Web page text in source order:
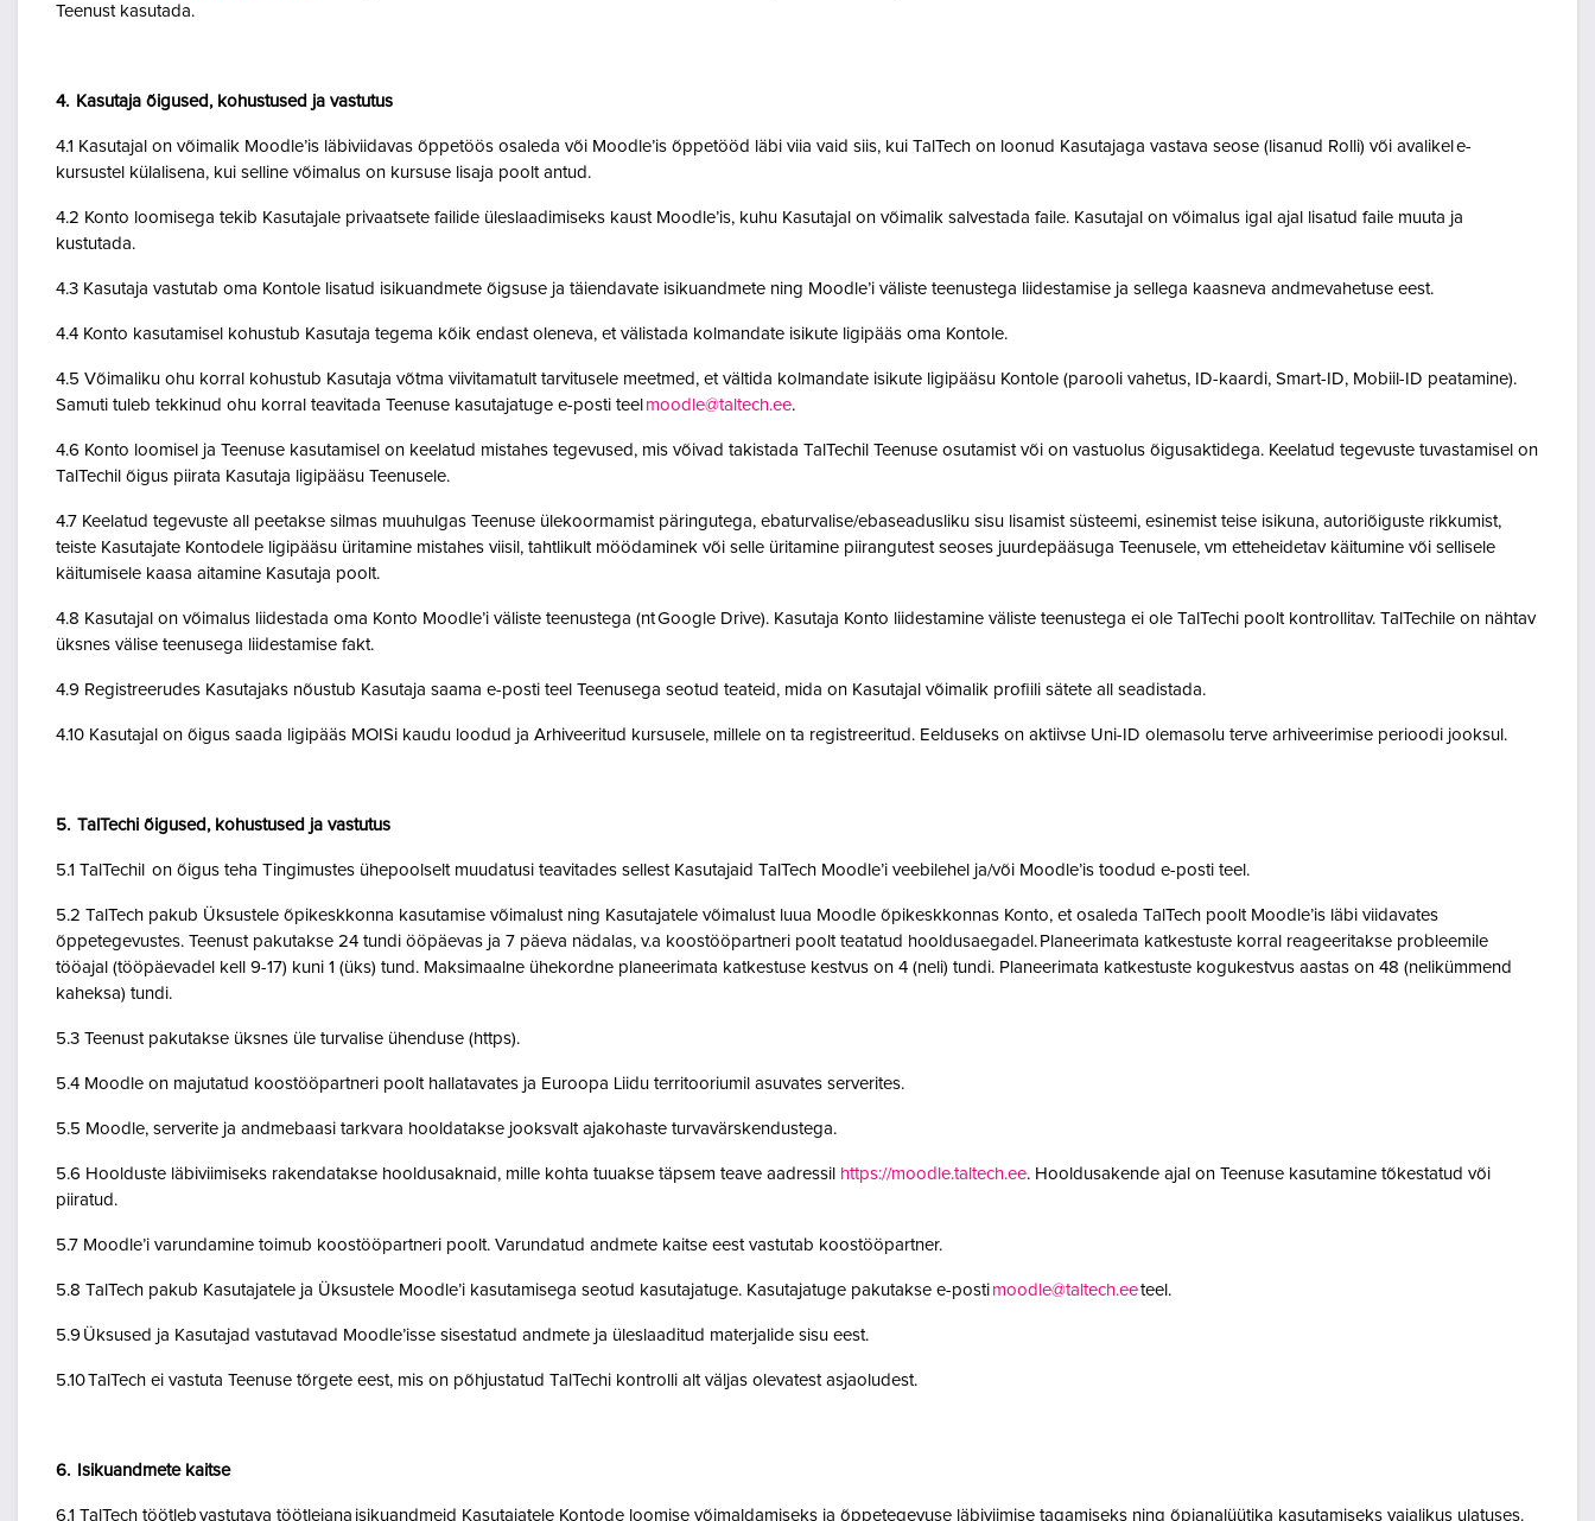
Teenust kasutada.
4. Kasutaja õigused, kohustused ja vastutus
4.1 Kasutajal on võimalik Moodle’is läbiviidavas õppetöös osaleda või Moodle’is õppetööd läbi viia vaid siis, kui TalTech on loonud Kasutajaga vastava seose (lisanud Rolli) või avalikel e-
kursustel külalisena, kui selline võimalus on kursuse lisaja poolt antud.
4.2 Konto loomisega tekib Kasutajale privaatsete failide üleslaadimiseks kaust Moodle’is, kuhu Kasutajal on võimalik salvestada faile. Kasutajal on võimalus igal ajal lisatud faile muuta ja
kustutada.
4.3 Kasutaja vastutab oma Kontole lisatud isikuandmete õigsuse ja täiendavate isikuandmete ning Moodle’i väliste teenustega liidestamise ja sellega kaasneva andmevahetuse eest.
4.4 Konto kasutamisel kohustub Kasutaja tegema kõik endast oleneva, et välistada kolmandate isikute ligipääs oma Kontole.
4.5 Võimaliku ohu korral kohustub Kasutaja võtma viivitamatult tarvitusele meetmed, et vältida kolmandate isikute ligipääsu Kontole (parooli vahetus, ID-kaardi, Smart-ID, Mobiil-ID peatamine).
Samuti tuleb tekkinud ohu korral teavitada Teenuse kasutajatuge e-posti teel moodle@taltech.ee.
4.6 Konto loomisel ja Teenuse kasutamisel on keelatud mistahes tegevused, mis võivad takistada TalTechil Teenuse osutamist või on vastuolus õigusaktidega. Keelatud tegevuste tuvastamisel on
TalTechil õigus piirata Kasutaja ligipääsu Teenusele.
4.7 Keelatud tegevuste all peetakse silmas muuhulgas Teenuse ülekoormamist päringutega, ebaturvalise/ebaseadusliku sisu lisamist süsteemi, esinemist teise isikuna, autoriõiguste rikkumist,
teiste Kasutajate Kontodele ligipääsu üritamine mistahes viisil, tahtlikult möödaminek või selle üritamine piirangutest seoses juurdepääsuga Teenusele, vm etteheidetav käitumine või sellisele
käitumisele kaasa aitamine Kasutaja poolt.
4.8 Kasutajal on võimalus liidestada oma Konto Moodle’i väliste teenustega (nt Google Drive). Kasutaja Konto liidestamine väliste teenustega ei ole TalTechi poolt kontrollitav. TalTechile on nähtav
üksnes välise teenusega liidestamise fakt.
4.9 Registreerudes Kasutajaks nõustub Kasutaja saama e-posti teel Teenusega seotud teateid, mida on Kasutajal võimalik profiili sätete all seadistada.
4.10 Kasutajal on õigus saada ligipääs MOISi kaudu loodud ja Arhiveeritud kursusele, millele on ta registreeritud. Eelduseks on aktiivse Uni-ID olemasolu terve arhiveerimise perioodi jooksul.
5. TalTechi õigused, kohustused ja vastutus
5.1 TalTechil on õigus teha Tingimustes ühepoolselt muudatusi teavitades sellest Kasutajaid TalTech Moodle’i veebilehel ja/või Moodle’is toodud e-posti teel.
5.2 TalTech pakub Üksustele õpikeskkonna kasutamise võimalust ning Kasutajatele võimalust luua Moodle õpikeskkonnas Konto, et osaleda TalTech poolt Moodle’is läbi viidavates
õppetegevustes. Teenust pakutakse 24 tundi ööpäevas ja 7 päeva nädalas, v.a koostööpartneri poolt teatatud hooldusaegadel. Planeerimata katkestuste korral reageeritakse probleemile
tööajal (tööpäevadel kell 9-17) kuni 1 (üks) tund. Maksimaalne ühekordne planeerimata katkestuse kestvus on 4 (neli) tundi. Planeerimata katkestuste kogukestvus aastas on 48 (nelikümmend
kaheksa) tundi.
5.3 Teenust pakutakse üksnes üle turvalise ühenduse (https).
5.4 Moodle on majutatud koostööpartneri poolt hallatavates ja Euroopa Liidu territooriumil asuvates serverites.
5.5 Moodle, serverite ja andmebaasi tarkvara hooldatakse jooksvalt ajakohaste turvavärskendustega.
5.6 Hoolduste läbiviimiseks rakendatakse hooldusaknaid, mille kohta tuuakse täpsem teave aadressil https://moodle.taltech.ee. Hooldusakende ajal on Teenuse kasutamine tõkestatud või
piiratud.
5.7 Moodle’i varundamine toimub koostööpartneri poolt. Varundatud andmete kaitse eest vastutab koostööpartner.
5.8 TalTech pakub Kasutajatele ja Üksustele Moodle’i kasutamisega seotud kasutajatuge. Kasutajatuge pakutakse e-posti moodle@taltech.eeteel.
5.9 Üksused ja Kasutajad vastutavad Moodle’isse sisestatud andmete ja üleslaaditud materjalide sisu eest.
5.10 TalTech ei vastuta Teenuse tõrgete eest, mis on põhjustatud TalTechi kontrolli alt väljas olevatest asjaoludest.
6. Isikuandmete kaitse
6.1 TalTech töötleb vastutava töötlejana isikuandmeid Kasutajatele Kontode loomise võimaldamiseks ja õppetegevuse läbiviimise tagamiseks ning õpianalüütika kasutamiseks vajalikus ulatuses.